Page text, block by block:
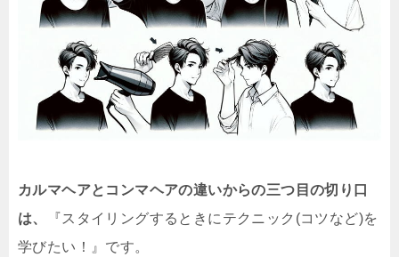
カルマヘアとコンマヘアの違いからの三つ目の切り口
は、
『スタイリングするときにテクニック(コツなど)を
学びたい！』です。